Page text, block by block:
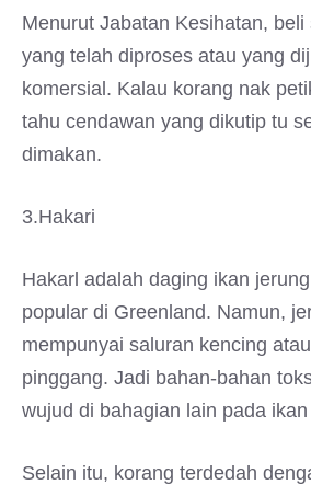
Menurut Jabatan Kesihatan,
yang telah diproses atau yang
komersial. Kalau korang nak
tahu cendawan yang dikutip tu
dimakan.
3.Hakari
Hakarl adalah daging ikan
popular di Greenland. Namun,
mempunyai saluran kencing
pinggang. Jadi bahan-bahan
wujud di bahagian lain pada ikan
Selain itu, korang terdedah